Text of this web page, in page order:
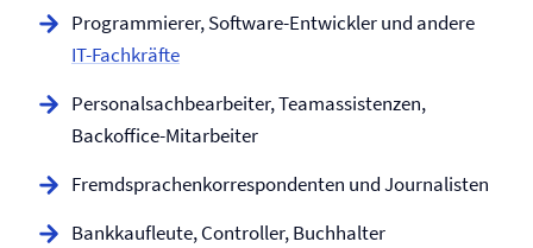
Programmierer, Software-Entwickler und andere
IT-Fachkräfte
Personalsachbearbeiter, Teamassistenzen,
Backoffice-Mitarbeiter
Fremdsprachenkorrespondenten und Journalisten
Bankkaufleute, Controller, Buchhalter